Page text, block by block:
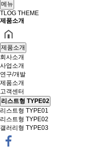
메뉴
TLOG THEME
제품소개
제품소개
회사소개
사업소개
연구/개발
제품소개
고객센터
리스트형 TYPE02
리스트형 TYPE01
리스트형 TYPE02
갤러리형 TYPE03